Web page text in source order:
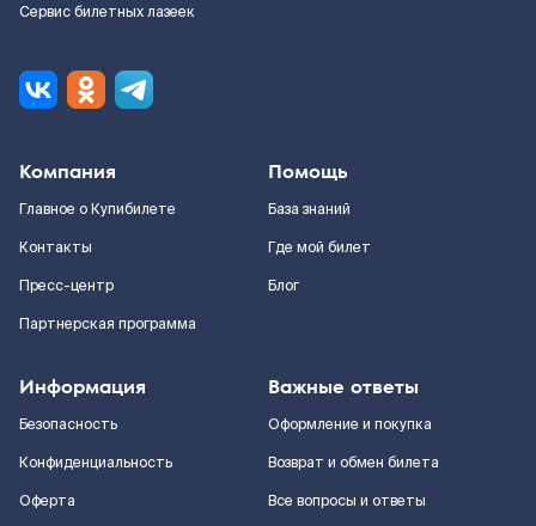
Сервис билетных лазеек
Компания
Главное о Купибилете
Контакты
Пресс-центр
Партнерская программа
Помощь
База знаний
Где мой билет
Блог
Информация
Безопасность
Конфиденциальность
Оферта
Важные ответы
Оформление и покупка
Возврат и обмен билета
Все вопросы и ответы